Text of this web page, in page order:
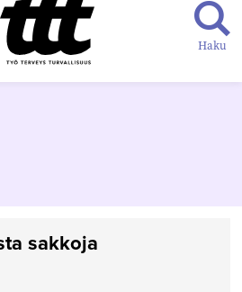
Haku
sakkoja